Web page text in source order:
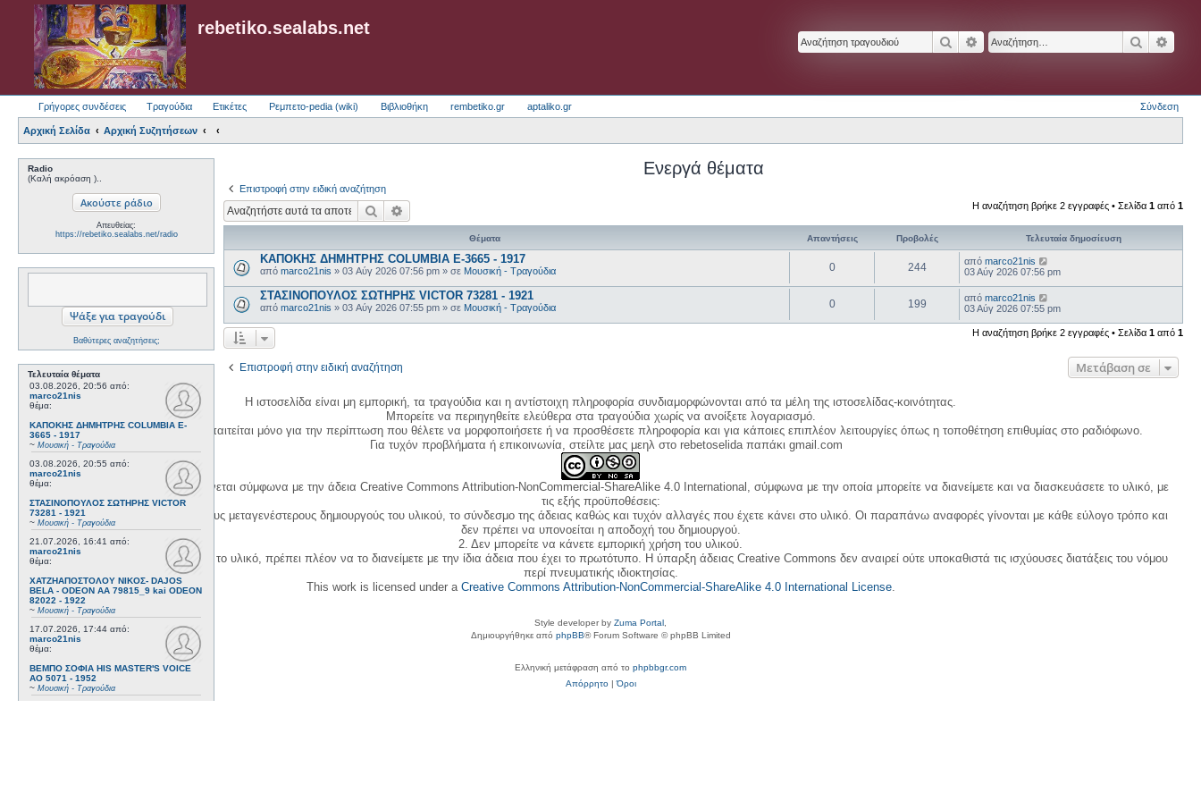
rebetiko.sealabs.net
ΑναζήτησηΕιδική αναζήτηση
Γρήγορες συνδέσεις Τραγούδια Ετικέτες Ρεμπετο-pedia (wiki) Βιβλιοθήκη rembetiko.gr aptaliko.gr Σύνδεση
Αρχική Σελίδα Αρχική Συζητήσεων
Radio
(Καλή ακρόαση )..
Απευθείας:
https://rebetiko.sealabs.net/radio
Βαθύτερες αναζητήσεις;
Τελευταία θέματα
03.08.2026, 20:56 από:
marco21nis
θέμα:
ΚΑΠΟΚΗΣ ΔΗΜΗΤΡΗΣ COLUMBIA E-
3665 - 1917
~ Μουσική - Τραγούδια
03.08.2026, 20:55 από:
marco21nis
θέμα:
ΣΤΑΣΙΝΟΠΟΥΛΟΣ ΣΩΤΗΡΗΣ VICTOR
73281 - 1921
~ Μουσική - Τραγούδια
21.07.2026, 16:41 από:
marco21nis
θέμα:
ΧΑΤΖΗΑΠΟΣΤΟΛΟΥ ΝΙΚΟΣ- DAJOS
BELA - ODEON AA 79815_9 kai ODEON
82022 - 1922
~ Μουσική - Τραγούδια
17.07.2026, 17:44 από:
marco21nis
θέμα:
ΒΕΜΠΟ ΣΟΦΙΑ HIS MASTER'S VOICE
AO 5071 - 1952
~ Μουσική - Τραγούδια
Ενεργά θέματα
Επιστροφή στην ειδική αναζήτηση
Αναζήτηση Η αναζήτηση βρήκε 2 εγγραφές • Σελίδα 1 από 1
Θέματα Απαντήσεις Προβολές Τελευταία δημοσίευση
ΚΑΠΟΚΗΣ ΔΗΜΗΤΡΗΣ COLUMBIA E-3665 - 1917
από marco21nis » 03 Αύγ 2026 07:56 pm » σε Μουσική - Τραγούδια 0 244 από marco21nis
03 Αύγ 2026 07:56 pm
ΣΤΑΣΙΝΟΠΟΥΛΟΣ ΣΩΤΗΡΗΣ VICTOR 73281 - 1921
από marco21nis » 03 Αύγ 2026 07:55 pm » σε Μουσική - Τραγούδια 0 199 από marco21nis
03 Αύγ 2026 07:55 pm
Η αναζήτηση βρήκε 2 εγγραφές • Σελίδα 1 από 1
Επιστροφή στην ειδική αναζήτηση Μετάβαση σε
Η ιστοσελίδα είναι μη εμπορική, τα τραγούδια και η αντίστοιχη πληροφορία συνδιαμορφώνονται από τα μέλη της ιστοσελίδας-κοινότητας.
Μπορείτε να περιηγηθείτε ελεύθερα στα τραγούδια χωρίς να ανοίξετε λογαριασμό.
Η δημιουργία λογαριασμού απαιτείται μόνο για την περίπτωση που θέλετε να μορφοποιήσετε ή να προσθέσετε πληροφορία και για κάποιες επιπλέον λειτουργίες όπως η τοποθέτηση επιθυμίας στο ραδιόφωνο.
Για τυχόν προβλήματα ή επικοινωνία, στείλτε μας μεηλ στο rebetoselida παπάκι gmail.com
Η χρήση του υλικού της σελίδας γίνεται σύμφωνα με την άδεια Creative Commons Attribution-NonCommercial-ShareAlike 4.0 International, σύμφωνα με την οποία μπορείτε να διανείμετε και να διασκευάσετε το υλικό, με
τις εξής προϋποθέσεις:
1. Να αναφέρετε τον αρχικό και τους μεταγενέστερους δημιουργούς του υλικού, το σύνδεσμο της άδειας καθώς και τυχόν αλλαγές που έχετε κάνει στο υλικό. Οι παραπάνω αναφορές γίνονται με κάθε εύλογο τρόπο και
δεν πρέπει να υπονοείται η αποδοχή του δημιουργού.
2. Δεν μπορείτε να κάνετε εμπορική χρήση του υλικού.
3. Αν διασκευάσετε με κάθε τρόπο το υλικό, πρέπει πλέον να το διανείμετε με την ίδια άδεια που έχει το πρωτότυπο. Η ύπαρξη άδειας Creative Commons δεν αναιρεί ούτε υποκαθιστά τις ισχύουσες διατάξεις του νόμου
περί πνευματικής ιδιοκτησίας.
This work is licensed under a Creative Commons Attribution-NonCommercial-ShareAlike 4.0 International License.
Style developer by Zuma Portal
Δημιουργήθηκε από phpBB® Forum Software © phpBB Limited
Ελληνική μετάφραση από το phpbbgr.com
Απόρρητο|Όροι